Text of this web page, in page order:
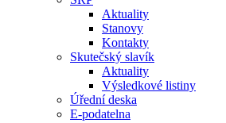
Aktuality
Stanovy
Kontakty
Skutečský slavík
Aktuality
Výsledkové listiny
Úřední deska
E-podatelna